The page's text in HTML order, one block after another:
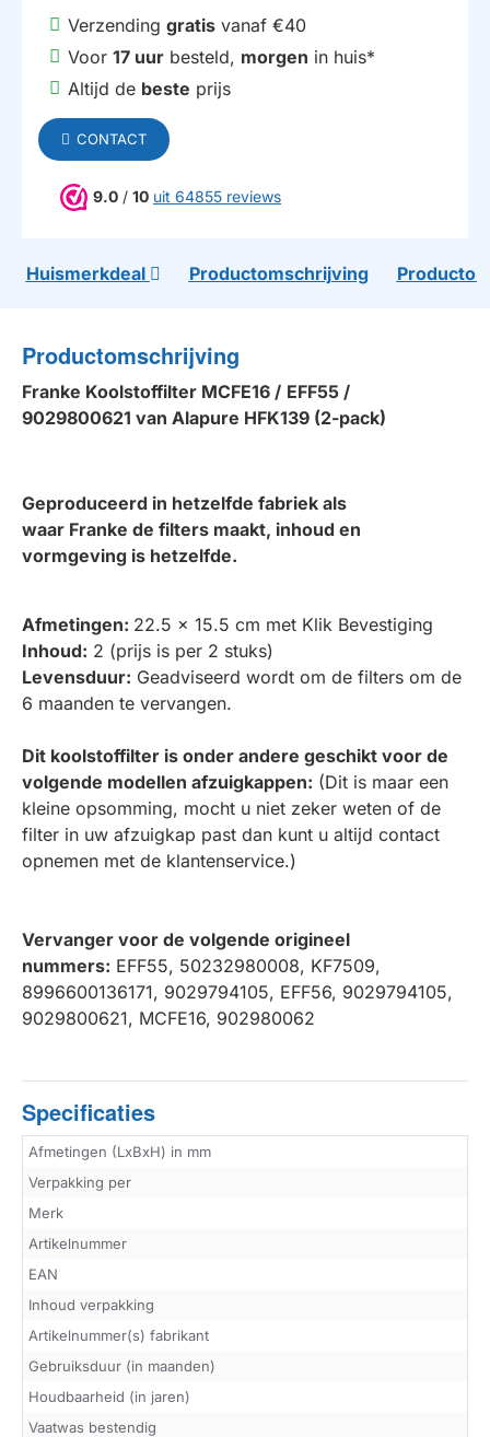
Verzending gratis vanaf €40
Voor 17 uur besteld, morgen in huis*
Altijd de beste prijs
CONTACT
9.0 / 10 uit 64855 reviews
Huismerkdeal Productomschrijving
Productomschrijving
Franke Koolstoffilter MCFE16 / EFF55 /
9029800621 van Alapure HFK139 (2-pack)
Geproduceerd in hetzelfde fabriek als
waar Franke de filters maakt, inhoud en
vormgeving is hetzelfde.
Afmetingen: 22.5 x 15.5 cm met Klik Bevestiging
Inhoud: 2 (prijs is per 2 stuks)
Levensduur: Geadviseerd wordt om de filters om de
6 maanden te vervangen.
Dit koolstoffilter is onder andere geschikt voor de
volgende modellen afzuigkappen: (Dit is maar een
kleine opsomming, mocht u niet zeker weten of de
filter in uw afzuigkap past dan kunt u altijd contact
opnemen met de klantenservice.)
Vervanger voor de volgende origineel
nummers: EFF55, 50232980008, KF7509,
8996600136171, 9029794105, EFF56, 9029794105,
9029800621, MCFE16, 902980062
Specificaties
Afmetingen (LxBxH) in mm
Verpakking per
Merk
Artikelnummer
EAN
Inhoud verpakking
Artikelnummer(s) fabrikant
Gebruiksduur (in maanden)
Houdbaarheid (in jaren)
Vaatwas bestendig